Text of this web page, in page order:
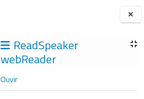
Blocos
ReadSpeaker
webReader
Ouvir